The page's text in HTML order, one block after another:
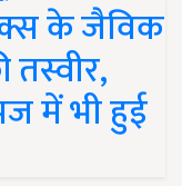
के जैविक
तस्वीर,
में भी हुई